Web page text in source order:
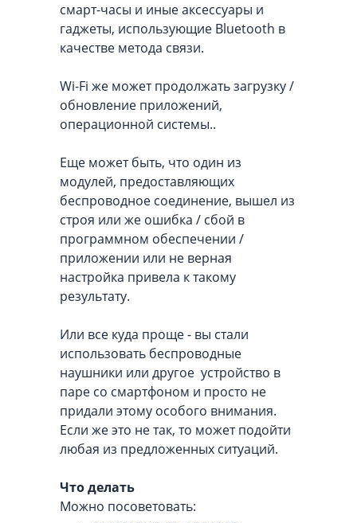
смарт-часы и иные аксессуары и
гаджеты, использующие Bluetooth в
качестве метода связи.
Wi-Fi же может продолжать загрузку /
обновление приложений,
операционной системы..
Еще может быть, что один из
модулей, предоставляющих
беспроводное соединение, вышел из
строя или же ошибка / сбой в
программном обеспечении /
приложении или не верная
настройка привела к такому
результату.
Или все куда проще - вы стали
использовать беспроводные
наушники или другое устройство в
паре со смартфоном и просто не
придали этому особого внимания.
Если же это не так, то может подойти
любая из предложенных ситуаций.
Что делать
Можно посоветовать: